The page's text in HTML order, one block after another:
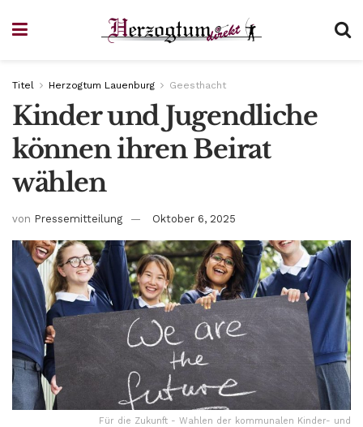
Titel Herzogtum Lauenburg Geesthacht
Kinder und Jugendliche
können ihren Beirat
wählen
von Pressemitteilung Oktober 6, 2025
Für die Zukunft - Wahlen der kommunalen Kinder- und